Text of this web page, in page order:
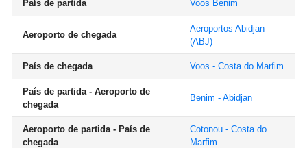
País de partida Voos Benim
Aeroporto de chegada
Aeroportos Abidjan
(ABJ)
País de chegada Voos - Costa do Marfim
País de partida - Aeroporto de
chegada
Benim - Abidjan
Aeroporto de partida - País de
chegada
Cotonou - Costa do
Marfim